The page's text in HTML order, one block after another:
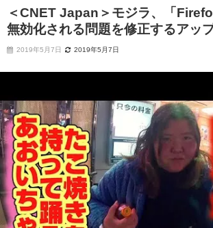
＜CNET Japan＞モジラ、「
無効化される問題を修正するアッ
2019年5月7日 2019年5月7日